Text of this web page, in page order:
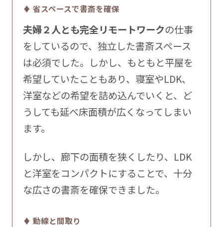
♦ 省スペースで書斎を確保
夫婦２人とも完全リモートワークの仕事
をしているので、独立した書斎スペース
は必須でした。しかし、もともと平屋を
希望していたこともあり、寝室やLDK、
洋室などの希望を詰め込んでいくと、ど
うしても延べ床面積が広くなってしまい
ます。
しかし、廊下の面積を狭くしたり、LDK
と洋室をコンパクトにすることで、十分
な広さの書斎を確保できました。
♦ 動線と間取り